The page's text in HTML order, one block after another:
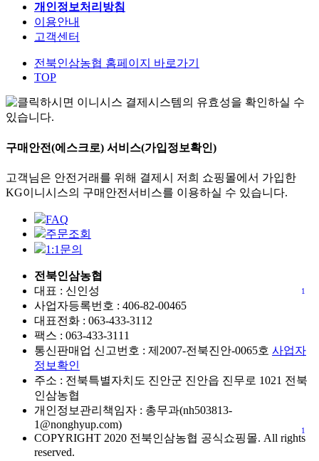
개인정보처리방침
이용안내
고객센터
전북인삼농협 홈페이지 바로가기
TOP
구매안전(에스크로) 서비스(가입정보확인)
고객님은 안전거래를 위해 결제시 저희 쇼핑몰에서 가입한
KG이니시스의 구매안전서비스를 이용하실 수 있습니다.
FAQ
주문조회
1:1문의
전북인삼농협
대표 : 신인성
사업자등록번호 : 406-82-00465
대표전화 : 063-433-3112
팩스 : 063-433-3111
통신판매업 신고번호 : 제2007-전북진안-0065호 사업자
정보확인
주소 : 전북특별자치도 진안군 진안읍 진무로 1021 전북
인삼농협
개인정보관리책임자 : 총무과(nh503813-
1@nonghyup.com)
COPYRIGHT 2020 전북인삼농협 공식쇼핑몰. All rights
reserved.
1
1